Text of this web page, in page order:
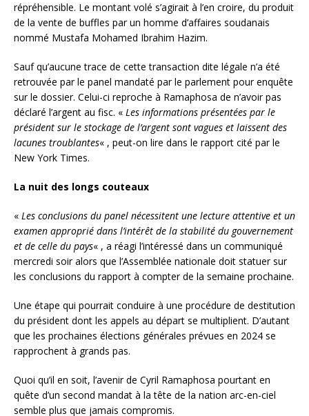
répréhensible. Le montant volé s’agirait à l’en croire, du produit
de la vente de buffles par un homme d’affaires soudanais
nommé Mustafa Mohamed Ibrahim Hazim.
Sauf qu’aucune trace de cette transaction dite légale n’a été
retrouvée par le panel mandaté par le parlement pour enquête
sur le dossier. Celui-ci reproche à Ramaphosa de n’avoir pas
déclaré l’argent au fisc. « Les informations présentées par le
président sur le stockage de l’argent sont vagues et laissent des
lacunes troublantes« , peut-on lire dans le rapport cité par le
New York Times.
La nuit des longs couteaux
« Les conclusions du panel nécessitent une lecture attentive et un
examen approprié dans l’intérêt de la stabilité du gouvernement
et de celle du pays« , a réagi l’intéressé dans un communiqué
mercredi soir alors que l’Assemblée nationale doit statuer sur
les conclusions du rapport à compter de la semaine prochaine.
Une étape qui pourrait conduire à une procédure de destitution
du président dont les appels au départ se multiplient. D’autant
que les prochaines élections générales prévues en 2024 se
rapprochent à grands pas.
Quoi qu’il en soit, l’avenir de Cyril Ramaphosa pourtant en
quête d’un second mandat à la tête de la nation arc-en-ciel
semble plus que jamais compromis.